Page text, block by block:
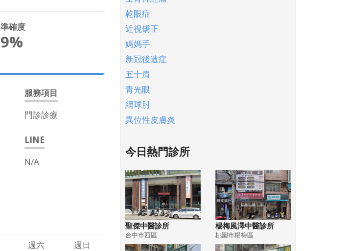
準確度
9%
服務項目
門診診療
LINE
N/A
週六
週日
乾眼症
近視矯正
媽媽手
新冠後遺症
五十肩
青光眼
網球肘
異位性皮膚炎
今日熱門診所
聖傑中醫診所
台中市西區
楊梅風澤中醫診所
桃園市楊梅區